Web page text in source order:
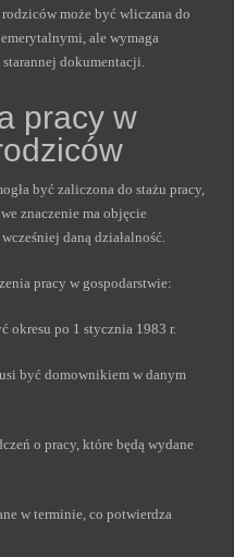
może być wliczana do
ale wymaga
dokumentacji.
pracy w
być zaliczona do stażu pracy,
znaczenie ma objęcie
daną działalność.
pracy w gospodarstwie:
okresu po 1 stycznia 1983 r.
być domownikiem w danym
o pracy, które będą wydane
w terminie, co potwierdza